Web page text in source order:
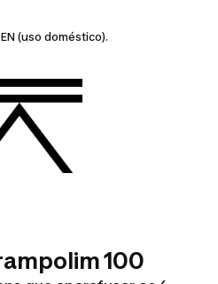
(uso doméstico).
100